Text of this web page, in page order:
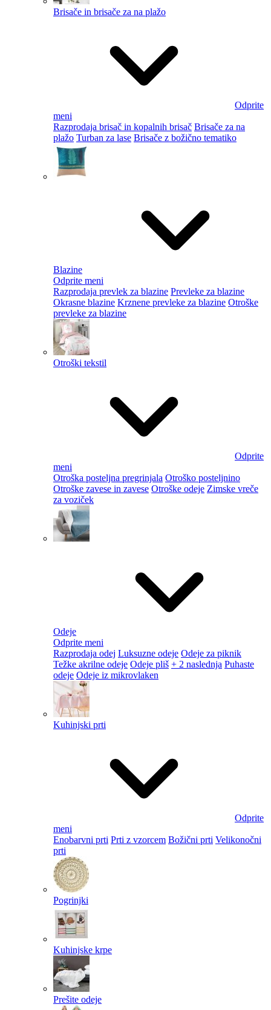
Brisače in brisače za na plažo
Odprite
meni
Razprodaja brisač in kopalnih brisač Brisače za na
plažo Turban za lase Brisače z božično tematiko
Blazine
Odprite meni
Razprodaja prevlek za blazine Prevleke za blazine
Okrasne blazine Krznene prevleke za blazine Otroške
prevleke za blazine
Otroški tekstil
Odprite
meni
Otroška posteljna pregrinjala Otroško posteljnino
Otroške zavese in zavese Otroške odeje Zimske vreče
za voziček
Odeje
Odprite meni
Razprodaja odej Luksuzne odeje Odeje za piknik
Težke akrilne odeje Odeje pliš + 2 naslednja Puhaste
odeje Odeje iz mikrovlaken
Kuhinjski prti
Odprite
meni
Enobarvni prti Prti z vzorcem Božični prti Velikonočni
prti​
Pogrinjki
Kuhinjske krpe
Prešite odeje